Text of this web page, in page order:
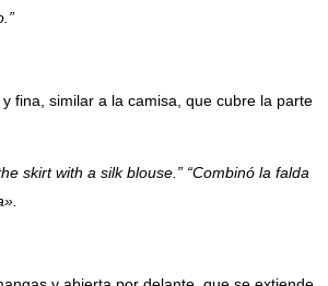
fina, similar a la camisa, que cubre la parte
skirt with a silk blouse.” “Combinó la falda